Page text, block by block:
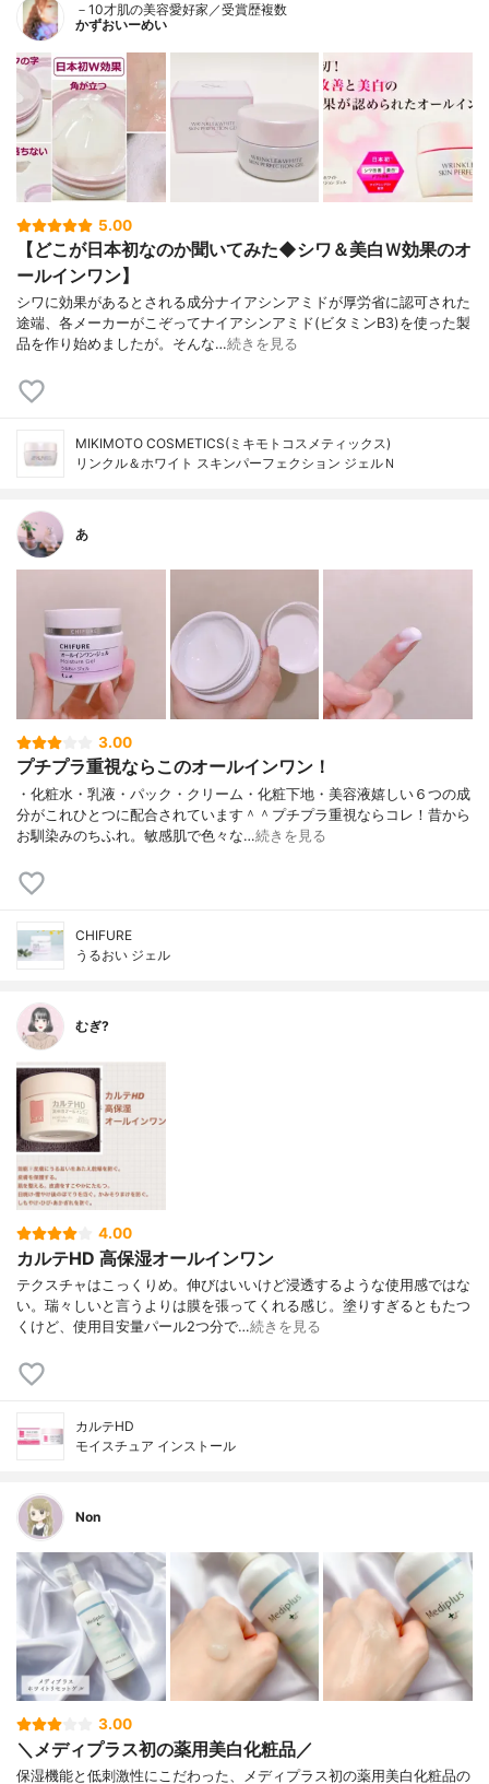
－10才肌の美容愛好家／受賞歴複数
かずおいーめい
5.00
【どこが日本初なのか聞いてみた◆シワ＆美白Ｗ効果のオ
ールインワン】
シワに効果があるとされる成分ナイアシンアミドが厚労省に認可された
途端、各メーカーがこぞってナイアシンアミド(ビタミンB3)を使った製
品を作り始めましたが。そんな…続きを見る
MIKIMOTO COSMETICS(ミキモトコスメティックス)
リンクル＆ホワイト スキンパーフェクション ジェルＮ
あ
3.00
プチプラ重視ならこのオールインワン！
・化粧水・乳液・パック・クリーム・化粧下地・美容液嬉しい６つの成
分がこれひとつに配合されています＾＾プチプラ重視ならコレ！昔から
お馴染みのちふれ。敏感肌で色々な…続きを見る
CHIFURE
うるおい ジェル
むぎ?
4.00
カルテHD 高保湿オールインワン
テクスチャはこっくりめ。伸びはいいけど浸透するような使用感ではな
い。瑞々しいと言うよりは膜を張ってくれる感じ。塗りすぎるともたつ
くけど、使用目安量パール2つ分で…続きを見る
カルテHD
モイスチュア インストール
Non
3.00
＼メディプラス初の薬用美白化粧品／
保湿機能と低刺激性にこだわった、メディプラス初の薬用美白化粧品の